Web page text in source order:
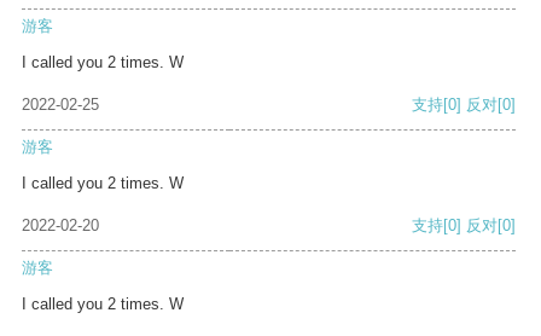
游客
I called you 2 times. W
2022-02-25 支持[0] 反对[0]
游客
I called you 2 times. W
2022-02-20 支持[0] 反对[0]
游客
I called you 2 times. W